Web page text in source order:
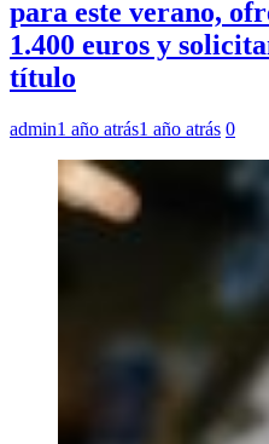
para este verano,
1.400 euros y
título
admin1 año atrás1 año atrás 0